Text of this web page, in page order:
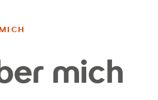
mich